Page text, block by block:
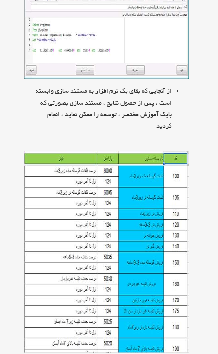
از آنجايي كه بقاي يك نرم افزار به مستند سازي وابسته
است ، پس از حصول نتايج ، مستند سازي بصورتي كه
بايك آموزش مختصر ، توسعه را ممكن نمايد ، انجام
گرديد